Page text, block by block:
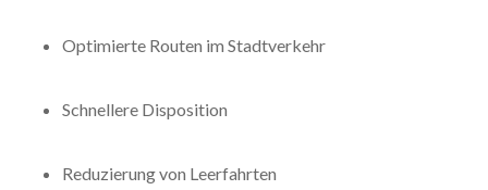
Optimierte Routen im Stadtverkehr
Schnellere Disposition
Reduzierung von Leerfahrten